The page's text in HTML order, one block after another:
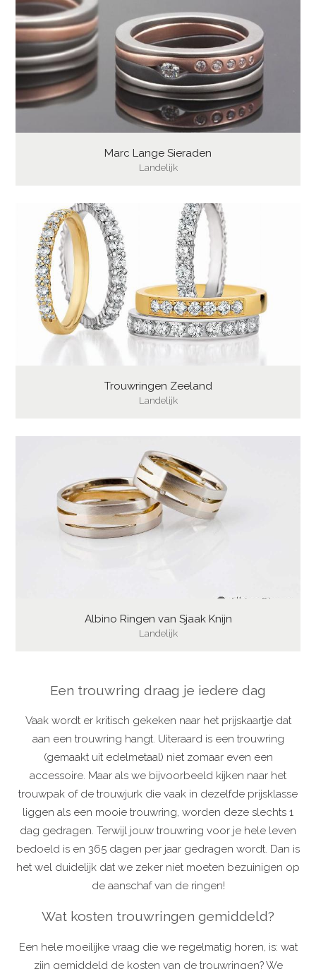
Marc Lange Sieraden
Landelijk
Trouwringen Zeeland
Landelijk
Albino Ringen van Sjaak Knijn
Landelijk
Een trouwring draag je iedere dag
Vaak wordt er kritisch gekeken naar het prijskaartje dat
aan een trouwring hangt. Uiteraard is een trouwring
(gemaakt uit edelmetaal) niet zomaar even een
accessoire. Maar als we bijvoorbeeld kijken naar het
trouwpak of de trouwjurk die vaak in dezelfde prijsklasse
liggen als een mooie trouwring, worden deze slechts 1
dag gedragen. Terwijl jouw trouwring voor je hele leven
bedoeld is en 365 dagen per jaar gedragen wordt. Dan is
het wel duidelijk dat we zeker niet moeten bezuinigen op
de aanschaf van de ringen!
Wat kosten trouwringen gemiddeld?
Een hele moeilijke vraag die we regelmatig horen, is: wat
zijn gemiddeld de kosten van de trouwringen? We